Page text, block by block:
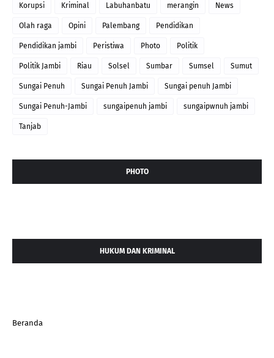
Korupsi Kriminal Labuhanbatu merangin News
Olah raga Opini Palembang Pendidikan
Pendidikan jambi Peristiwa Photo Politik
Politik Jambi Riau Solsel Sumbar Sumsel Sumut
Sungai Penuh Sungai Penuh Jambi Sungai penuh Jambi
Sungai Penuh-Jambi sungaipenuh jambi sungaipwnuh jambi
Tanjab
PHOTO
HUKUM DAN KRIMINAL
Beranda